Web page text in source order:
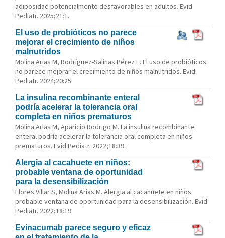
adiposidad potencialmente desfavorables en adultos. Evid
Pediatr. 2025;21:1.
El uso de probióticos no parece
mejorar el crecimiento de niños
malnutridos
Molina Arias M, Rodríguez-Salinas Pérez E. El uso de probióticos
no parece mejorar el crecimiento de niños malnutridos. Evid
Pediatr. 2024;20:25.
La insulina recombinante enteral
podría acelerar la tolerancia oral
completa en niños prematuros
Molina Arias M, Aparicio Rodrigo M. La insulina recombinante
enteral podría acelerar la tolerancia oral completa en niños
prematuros. Evid Pediatr. 2022;18:39.
Alergia al cacahuete en niños:
probable ventana de oportunidad
para la desensibilización
Flores Villar S, Molina Arias M. Alergia al cacahuete en niños:
probable ventana de oportunidad para la desensibilización. Evid
Pediatr. 2022;18:19.
Evinacumab parece seguro y eficaz